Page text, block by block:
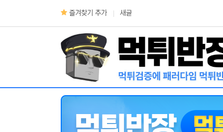
즐겨찾기 추가
새글